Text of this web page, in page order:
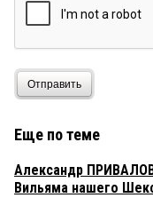
Отправить
Еще по теме
Александр
Вильяма нашего